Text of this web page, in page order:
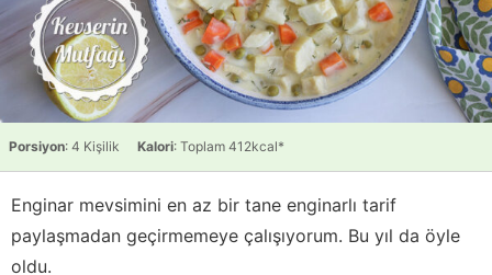
Porsiyon: 4 Kişilik Kalori: Toplam 412kcal*
Enginar mevsimini en az bir tane enginarlı tarif
paylaşmadan geçirmemeye çalışıyorum. Bu yıl da öyle
oldu.